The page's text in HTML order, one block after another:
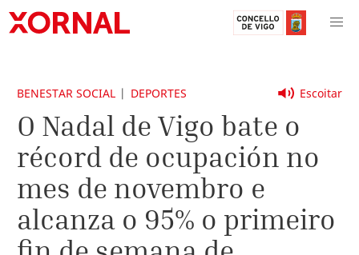
Escoitar
BENESTAR SOCIAL DEPORTES
O Nadal de Vigo bate o
récord de ocupación no
mes de novembro e
alcanza o 95% o primeiro